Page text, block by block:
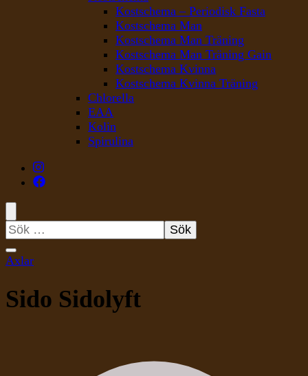
Kostschema – Periodisk Fasta
Kostschema Man
Kostschema Man Träning
Kostschema Man Träning Gain
Kostschema Kvinna
Kostschema Kvinna Träning
Chlorella
EAA
Kolin
Spirulina
Sök
efter:
Axlar
Sido Sidolyft